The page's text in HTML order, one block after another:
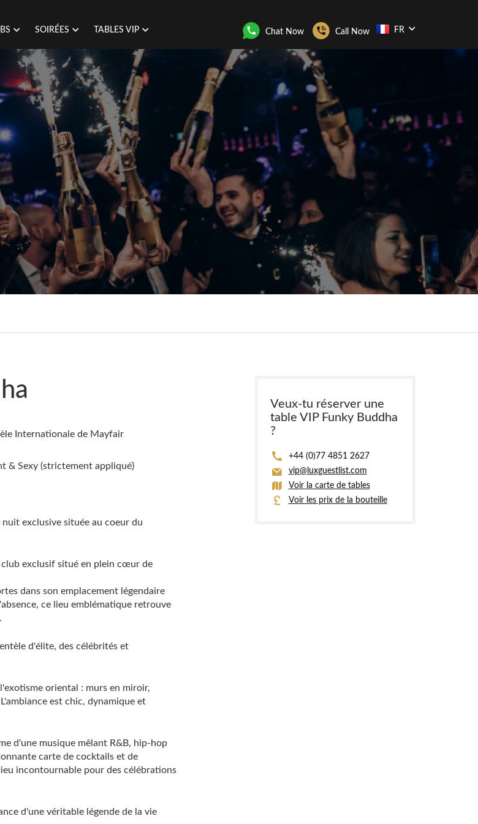
SOIRÉES TABLES VIP Chat Now Call Now FR
Internationale de Mayfair
& Sexy (strictement appliqué)
nuit exclusive située au coeur du
club exclusif situé en plein cœur de
dans son emplacement légendaire
ce lieu emblématique retrouve
d'élite, des célébrités et
oriental : murs en miroir,
est chic, dynamique et
d'une musique mêlant R&B, hip-hop
carte de cocktails et de
incontournable pour des célébrations
d'une véritable légende de la vie
Veux-tu réserver une
table VIP Funky Buddha
?
+44 (0)77 4851 2627
vip@luxguestlist.com
Voir la carte de tables
Voir les prix de la bouteille